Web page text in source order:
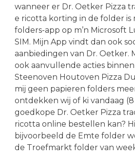
wanneer er Dr. Oetker Pizza
e ricotta korting in de folder is
folders-app op m’n Microsoft
SIM. Mijn App vindt dan ook
aanbiedingen van Dr. Oetker.
ook aanvullende acties
Steenoven Houtoven Pizza
mij geen papieren folders
ontdekken wij of ki vandaag
goedkope Dr. Oetker Pizza
ricotta online bestellen kan?
bijvoorbeeld de Emte folder
de Troefmarkt folder van